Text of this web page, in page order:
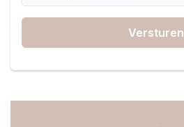
Versturen